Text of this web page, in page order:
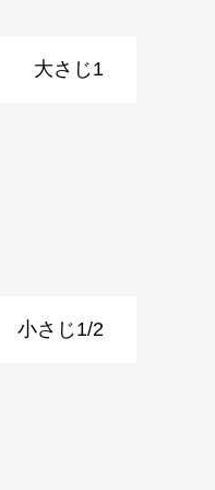
大さじ1
小さじ1/2